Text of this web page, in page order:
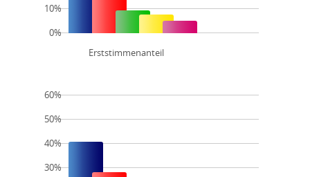
Erststimmenanteil
10%
0%
60%
50%
40%
30%